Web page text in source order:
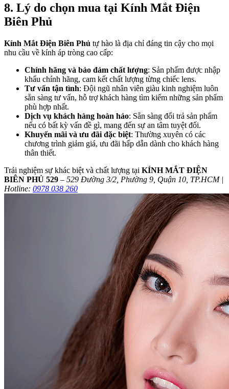
8. Lý do chọn mua tại Kính Mắt Điện
Biên Phủ
Kính Mắt Điện Biên Phủ tự hào là địa chỉ đáng tin cậy cho mọi
nhu cầu về kính áp tròng cao cấp:
Chính hãng và bảo đảm chất lượng: Sản phẩm được nhập
khẩu chính hãng, cam kết chất lượng từng chiếc lens.
Tư vấn tận tình: Đội ngũ nhân viên giàu kinh nghiệm luôn
sẵn sàng tư vấn, hỗ trợ khách hàng tìm kiếm những sản phẩm
phù hợp nhất.
Dịch vụ khách hàng hoàn hảo: Sẵn sàng đổi trả sản phẩm
nếu có bất kỳ vấn đề gì, mang đến sự an tâm tuyệt đối.
Khuyến mãi và ưu đãi đặc biệt: Thường xuyên có các
chương trình giảm giá, ưu đãi hấp dẫn dành cho khách hàng
thân thiết.
Trải nghiệm sự khác biệt và chất lượng tại KÍNH MẮT ĐIỆN
BIÊN PHỦ 529 – 529 Đường 3/2, Phường 9, Quận 10, TP.HCM |
Hotline: 0978 038 260